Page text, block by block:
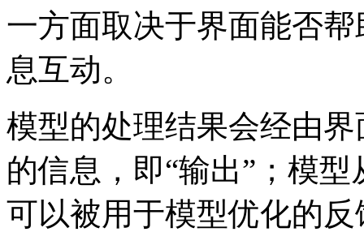
一方面取决于界面能否
息互动。
模型的处理结果会经由
的信息，即“输出”；模
可以被用于模型优化的